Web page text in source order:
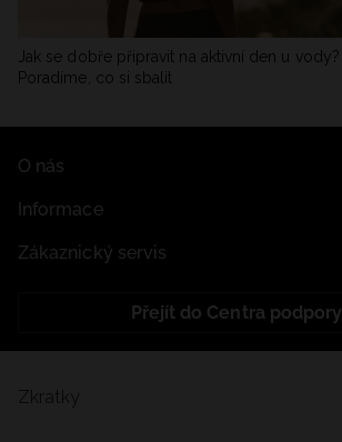
Jak se dobře připravit na aktivní den u vody?
Poradíme, co si sbalit
O nás
Informace
Zákaznický servis
Přejít do Centra podpory